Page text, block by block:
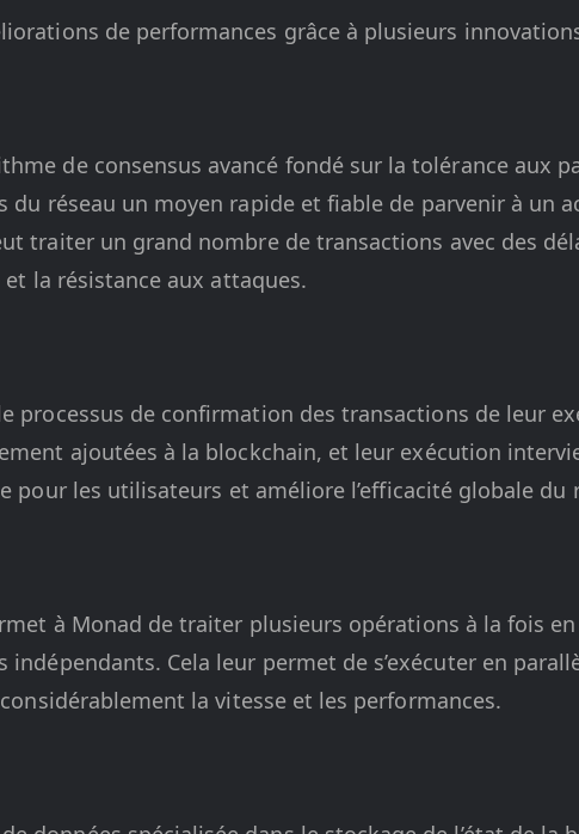
de performances grâce à plusieurs
de consensus avancé fondé sur la tolérance aux
du réseau un moyen rapide et fiable de parvenir à un
traiter un grand nombre de transactions avec des
la résistance aux attaques.
processus de confirmation des transactions de leur
ajoutées à la blockchain, et leur exécution
pour les utilisateurs et améliore l’efficacité globale du
à Monad de traiter plusieurs opérations à la fois
Cela leur permet de s’exécuter en
la vitesse et les performances.